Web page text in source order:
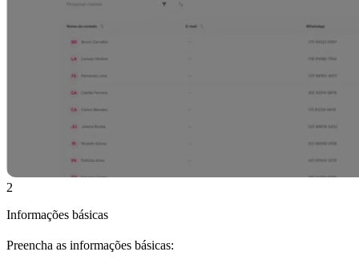
2
Informações básicas
Preencha as informações básicas: